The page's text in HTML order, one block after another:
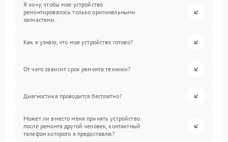
Я хочу, чтобы мое устройство
ремонтировалось только оригинальными
запчастями.
Как я узнаю, что мое устройство готово?
От чего зависит срок ремонта техники?
Диагностика проводится бесплатно?
Может ли вместо меня принять устройство
после ремонта другой человек, контактный
телефон которого я предоставлю?